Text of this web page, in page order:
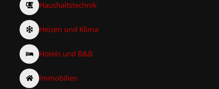
Haushaltstechnik
Heizen und Klima
Hotels und B&B
Immobilien